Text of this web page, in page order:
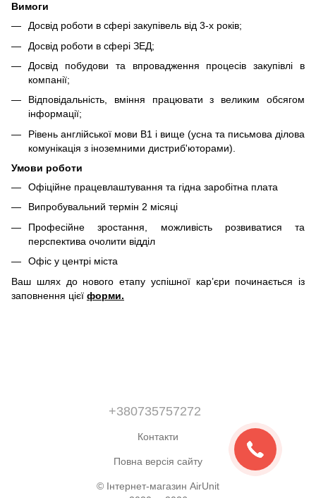
Вимоги
Досвід роботи в сфері закупівель від 3-х років;
Досвід роботи в сфері ЗЕД;
Досвід побудови та впровадження процесів закупівлі в
компанії;
Відповідальність, вміння працювати з великим обсягом
інформації;
Рівень англійської мови В1 і вище (усна та письмова ділова
комунікація з іноземними дистриб'юторами).
Умови роботи
Офіційне працевлаштування та гідна заробітна плата
Випробувальний термін 2 місяці
Професійне зростання, можливість розвиватися та
перспектива очолити відділ
Офіс у центрі міста
Ваш шлях до нового етапу успішної кар’єри починається із
заповнення цієї форми.
+380735757272
Контакти
Повна версія сайту
© Інтернет-магазин AirUnit